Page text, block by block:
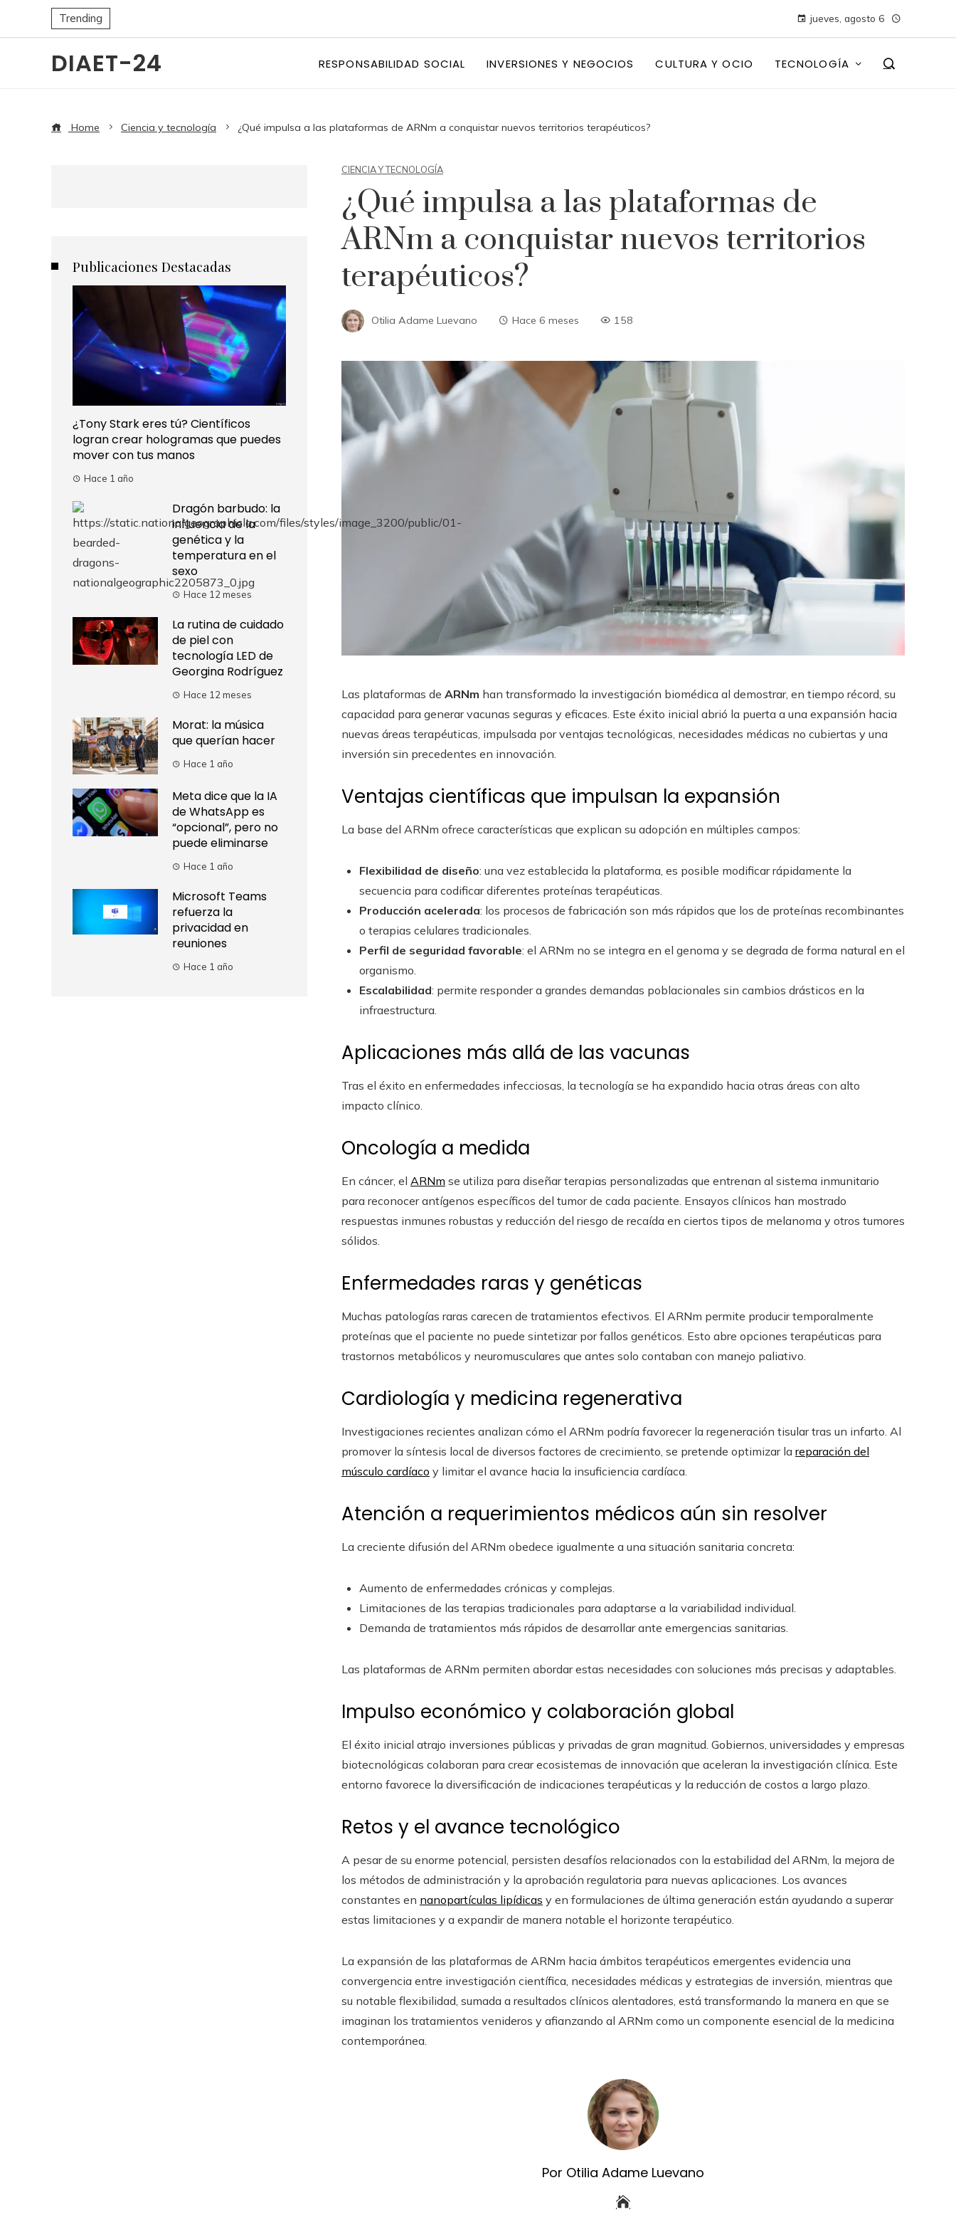
Trending jueves, agosto 6
DIAET-24 RESPONSABILIDAD SOCIAL INVERSIONES Y NEGOCIOS CULTURA Y OCIO TECNOLOGÍA
Home Ciencia y tecnología ¿Qué impulsa a las plataformas de ARNm a conquistar nuevos territorios terapéuticos?
CIENCIA Y TECNOLOGÍA
¿Qué impulsa a las plataformas de
ARNm a conquistar nuevos territorios
terapéuticos?
Otilia Adame Luevano Hace 6 meses 158
Las plataformas de ARNm han transformado la investigación biomédica al demostrar, en tiempo récord, su
capacidad para generar vacunas seguras y eficaces. Este éxito inicial abrió la puerta a una expansión hacia
nuevas áreas terapéuticas, impulsada por ventajas tecnológicas, necesidades médicas no cubiertas y una
inversión sin precedentes en innovación.
Ventajas científicas que impulsan la expansión
La base del ARNm ofrece características que explican su adopción en múltiples campos:
Flexibilidad de diseño: una vez establecida la plataforma, es posible modificar rápidamente la
secuencia para codificar diferentes proteínas terapéuticas.
Producción acelerada: los procesos de fabricación son más rápidos que los de proteínas recombinantes
o terapias celulares tradicionales.
Perfil de seguridad favorable: el ARNm no se integra en el genoma y se degrada de forma natural en el
organismo.
Escalabilidad: permite responder a grandes demandas poblacionales sin cambios drásticos en la
infraestructura.
Aplicaciones más allá de las vacunas
Tras el éxito en enfermedades infecciosas, la tecnología se ha expandido hacia otras áreas con alto
impacto clínico.
Oncología a medida
En cáncer, el ARNm se utiliza para diseñar terapias personalizadas que entrenan al sistema inmunitario
para reconocer antígenos específicos del tumor de cada paciente. Ensayos clínicos han mostrado
respuestas inmunes robustas y reducción del riesgo de recaída en ciertos tipos de melanoma y otros tumores
sólidos.
Enfermedades raras y genéticas
Muchas patologías raras carecen de tratamientos efectivos. El ARNm permite producir temporalmente
proteínas que el paciente no puede sintetizar por fallos genéticos. Esto abre opciones terapéuticas para
trastornos metabólicos y neuromusculares que antes solo contaban con manejo paliativo.
Cardiología y medicina regenerativa
Investigaciones recientes analizan cómo el ARNm podría favorecer la regeneración tisular tras un infarto. Al
promover la síntesis local de diversos factores de crecimiento, se pretende optimizar la reparación del
músculo cardíaco y limitar el avance hacia la insuficiencia cardíaca.
Atención a requerimientos médicos aún sin resolver
La creciente difusión del ARNm obedece igualmente a una situación sanitaria concreta:
Aumento de enfermedades crónicas y complejas.
Limitaciones de las terapias tradicionales para adaptarse a la variabilidad individual.
Demanda de tratamientos más rápidos de desarrollar ante emergencias sanitarias.
Las plataformas de ARNm permiten abordar estas necesidades con soluciones más precisas y adaptables.
Impulso económico y colaboración global
El éxito inicial atrajo inversiones públicas y privadas de gran magnitud. Gobiernos, universidades y empresas
biotecnológicas colaboran para crear ecosistemas de innovación que aceleran la investigación clínica. Este
entorno favorece la diversificación de indicaciones terapéuticas y la reducción de costos a largo plazo.
Retos y el avance tecnológico
A pesar de su enorme potencial, persisten desafíos relacionados con la estabilidad del ARNm, la mejora de
los métodos de administración y la aprobación regulatoria para nuevas aplicaciones. Los avances
constantes en nanopartículas lipídicas y en formulaciones de última generación están ayudando a superar
estas limitaciones y a expandir de manera notable el horizonte terapéutico.
La expansión de las plataformas de ARNm hacia ámbitos terapéuticos emergentes evidencia una
convergencia entre investigación científica, necesidades médicas y estrategias de inversión, mientras que
su notable flexibilidad, sumada a resultados clínicos alentadores, está transformando la manera en que se
imaginan los tratamientos venideros y afianzando al ARNm como un componente esencial de la medicina
contemporánea.
Por Otilia Adame Luevano
Publicaciones Destacadas
¿Tony Stark eres tú? Científicos
logran crear hologramas que puedes
mover con tus manos
Hace 1 año
Dragón barbudo: la
influencia de la
genética y la
temperatura en el
sexo
Hace 12 meses
La rutina de cuidado
de piel con
tecnología LED de
Georgina Rodríguez
Hace 12 meses
Morat: la música
que querían hacer
Hace 1 año
Meta dice que la IA
de WhatsApp es
“opcional”, pero no
puede eliminarse
Hace 1 año
Microsoft Teams
refuerza la
privacidad en
reuniones
Hace 1 año